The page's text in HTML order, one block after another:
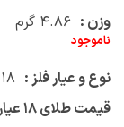
وزن : ۴.۸۶ گرم
ناموجود
نوع و عیار فلز : ۱۸
قیمت طلای ۱۸ عیار (گرم) :